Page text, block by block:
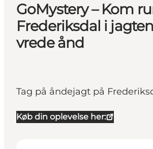
GoMystery – Kom
Frederiksdal i
vrede ånd
Tag på åndejagt på
Køb din oplevelse her: